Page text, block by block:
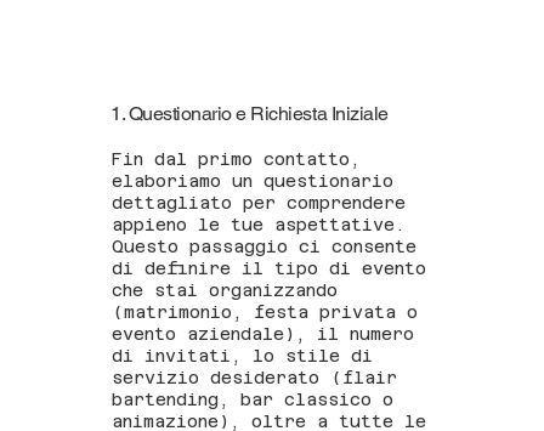
1. Questionario e Richiesta Iniziale
Fin dal primo contatto,
elaboriamo un questionario
dettagliato per comprendere
appieno le tue aspettative.
Questo passaggio ci consente
di definire il tipo di evento
che stai organizzando
(matrimonio, festa privata o
evento aziendale), il numero
di invitati, lo stile di
servizio desiderato (flair
bartending, bar classico o
animazione), oltre a tutte le